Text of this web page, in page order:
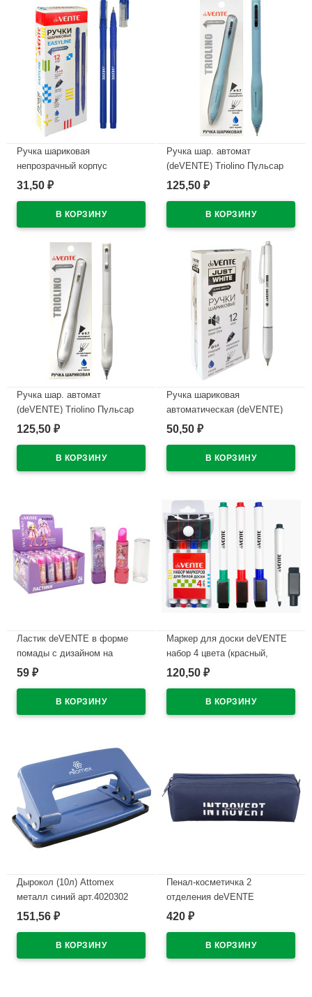
В наличии
Ручка шариковая
непрозрачный корпус
(deVENTE) Простые линии
синий корпус арт.5073626
31,50 ₽
Ручка шар. автомат
(deVENTE) Triolino Пульсар
(Pulsar) н/
арт.5070610 (Ст12)
125,50 ₽
Ручка шар. автомат
(deVENTE) Triolino Пульсар
(Pulsar) н/
арт.5070609 (Ст12)
125,50 ₽
Ручка шариковая
автоматическая (deVENTE)
ПРОСТО БЕЛЫЙ (JUST
каучуковый держатель,
синий, 0,5мм, масло
В наличии
50,50 ₽
Ластик deVENTE в форме
помады с дизайном на
корпусе арт.8030619
59 ₽
Маркер для доски deVENTE
набор 4 цвета (красный,
синий, черный, зеленый) 2мм
магнитом для крепления
арт.5040605 (Ст.4)
120,50 ₽
Дырокол (10л) Attomex
металл синий арт.4020302
В наличии
151,56 ₽
Пенал-косметичка 2
отделения deVENTE
Интроверт (Introvert)
арт.7020669
420 ₽